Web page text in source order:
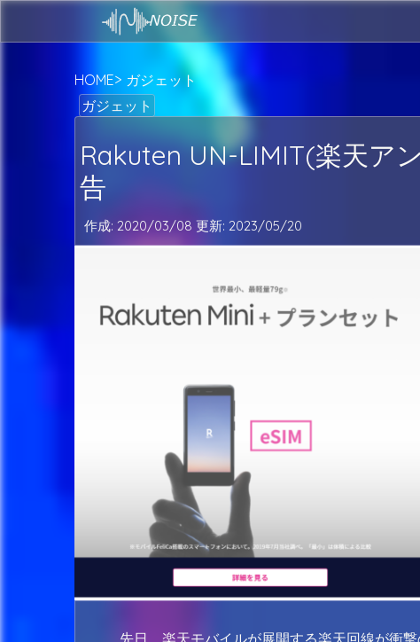
HOME
ガジェット
ガジェット
Rakuten UN-LIMIT(楽天ア
告
作成: 2020/03/08 更新: 2023/05/20
先日、楽天モバイルが展開する楽天回線が衝